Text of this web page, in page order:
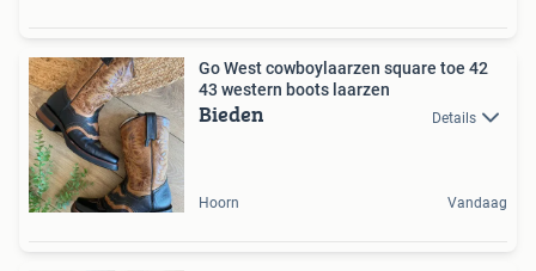
Go West cowboylaarzen square toe 42
43 western boots laarzen
Bieden Details
Hoorn Vandaag